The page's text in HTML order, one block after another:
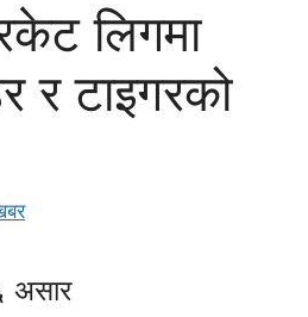
लिगमा
र टाइगरको
असार